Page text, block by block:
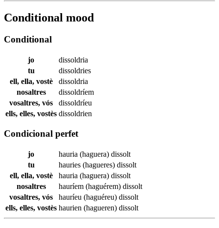
Conditional mood
Conditional
jo
dissoldria
tu
dissoldries
ell, ella, vostè
dissoldria
nosaltres
dissoldríem
vosaltres, vós
dissoldríeu
ells, elles, vostès dissoldrien
Condicional perfet
jo hauria (haguera) dissolt
tu
hauries (hagueres) dissolt
ell, ella, vostè
hauria (haguera) dissolt
nosaltres
hauríem (haguérem) dissolt
vosaltres, vós
hauríeu (haguéreu) dissolt
ells, elles, vostès haurien (hagueren) dissolt